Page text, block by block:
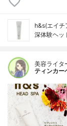
h&s(エイチ
深体験ヘッ
美容ライタ
ティンカ